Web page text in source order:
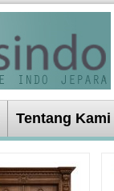
Tentang Kami